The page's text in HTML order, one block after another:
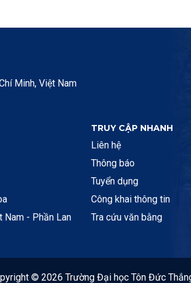
Minh, Việt Nam
Nam - Phần Lan
TRUY CẬP NHANH
Liên hệ
Thông báo
Tuyển dụng
Công khai thông tin
Tra cứu văn bằng
© 2026 Trường Đại học Tôn Đức